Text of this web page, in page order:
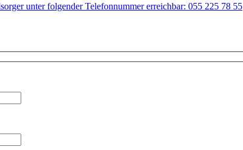
unter folgender Telefonnummer erreichbar: 055 225 78 55